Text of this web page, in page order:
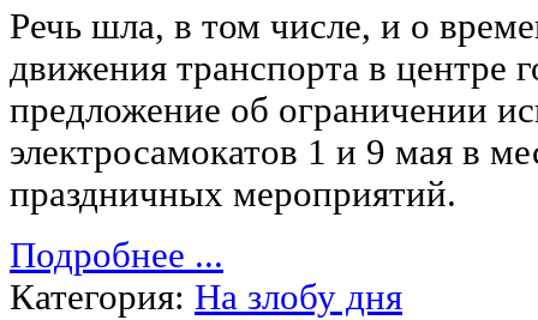
Речь шла, в том числе, и о
движения транспорта в центре
предложение об ограничении
электросамокатов 1 и 9 мая в
праздничных мероприятий.
Подробнее ...
Категория: На злобу дня